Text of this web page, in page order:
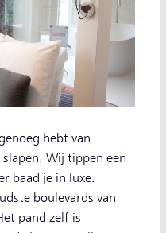
hebt van
Wij tippen een
baad je in luxe.
boulevards van
pand zelf is